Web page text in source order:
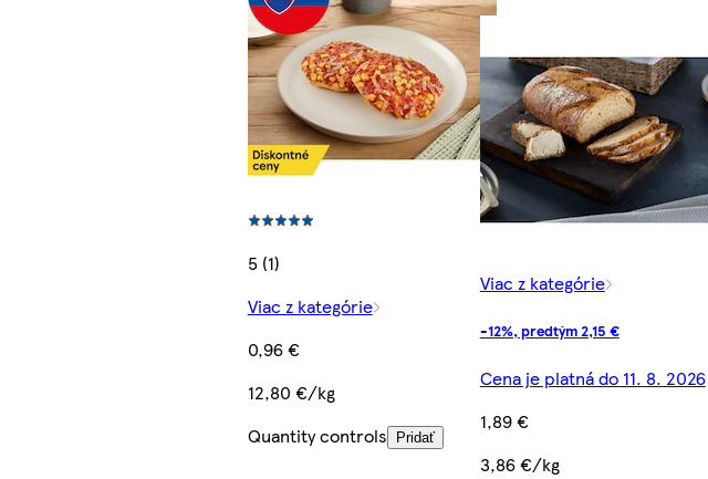
5 (1)
Viac z kategórie
0,96 €
12,80 €/kg
Quantity controls
Pridať
Viac z kategórie
-12%, predtým 2,15 €
Cena je platná do 11. 8. 2026
1,89 €
3,86 €/kg